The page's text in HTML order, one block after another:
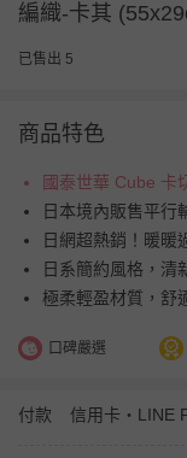
編織-卡其
已售出 5
商品特色
國泰世華 Cube 卡
日本境內販售平行
日網超熱銷！暖暖
日系簡約風格，清
極柔輕盈材質，舒
口碑嚴選
付款